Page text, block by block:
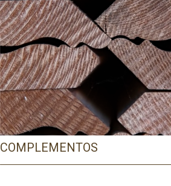
COMPLEMENTOS